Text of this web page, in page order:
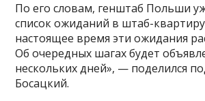
По его словам, генштаб Польши
список ожиданий в штаб-
настоящее время эти ожидания
Об очередных шагах будет
нескольких дней», — поделился
Босацкий.